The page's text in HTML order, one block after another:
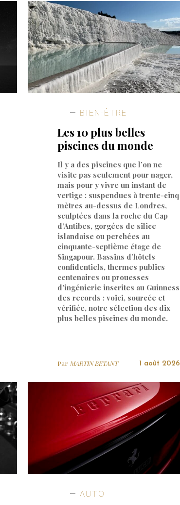
BIEN-ÊTRE
Les 10 plus belles
piscines du monde
Il y a des piscines que l’on ne
visite pas seulement pour nager,
mais pour y vivre un instant de
vertige : suspendues à trente-cinq
mètres au-dessus de Londres,
sculptées dans la roche du Cap
d’Antibes, gorgées de silice
islandaise ou perchées au
cinquante-septième étage de
Singapour. Bassins d’hôtels
confidentiels, thermes publics
centenaires ou prouesses
d’ingénierie inscrites au Guinness
des records : voici, sourcée et
vérifiée, notre sélection des dix
plus belles piscines du monde.
Par MARTIN BETANT 1 août 2026
AUTO